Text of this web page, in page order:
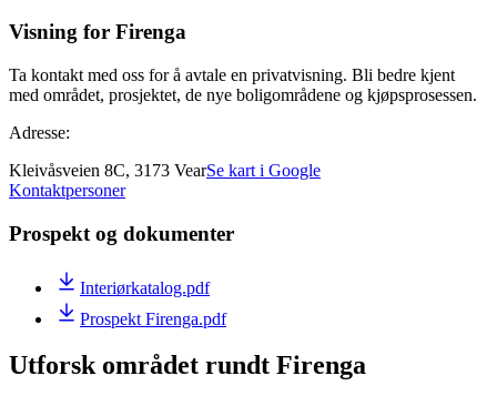
Visning for Firenga
Ta kontakt med oss for å avtale en privatvisning. Bli bedre kjent
med området, prosjektet, de nye boligområdene og kjøpsprosessen.
Adresse:
Kleivåsveien 8C, 3173 VearSe kart i Google
Kontaktpersoner
Prospekt og dokumenter
Interiørkatalog.pdf
Prospekt Firenga.pdf
Utforsk området rundt Firenga